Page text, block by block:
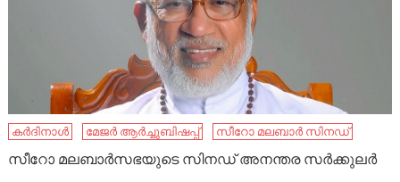
കർദിനാൾ മേജർ ആർച്ചുബിഷപ്പ് സീറോ മലബാർ സിനഡ്
സീറോ മലബാർസഭയുടെ സിനഡ്‌ അനന്തര സർക്കുലർ